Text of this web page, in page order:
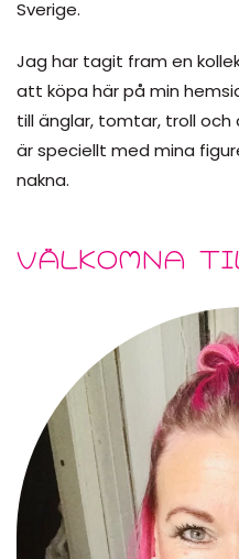
Sverige.
Jag har tagit fram en
att köpa här på min
till änglar, tomtar, troll och
är speciellt med mina
nakna.
VÄLKOMNA